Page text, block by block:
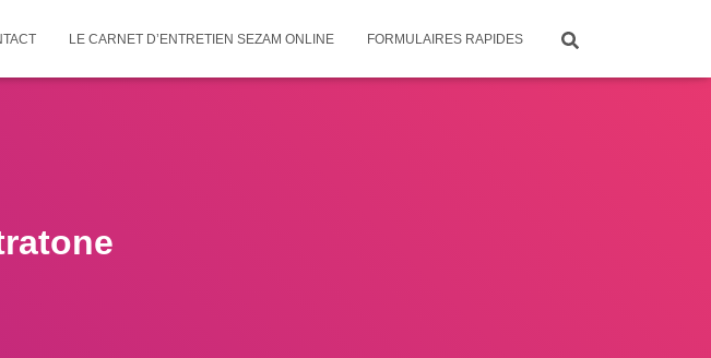
LE CARNET D’ENTRETIEN SEZAM ONLINE FORMULAIRES RAPIDES